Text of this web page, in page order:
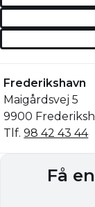
Frederikshavn
Maigårdsvej 5
9900
Tlf.98 42 43 44
Få